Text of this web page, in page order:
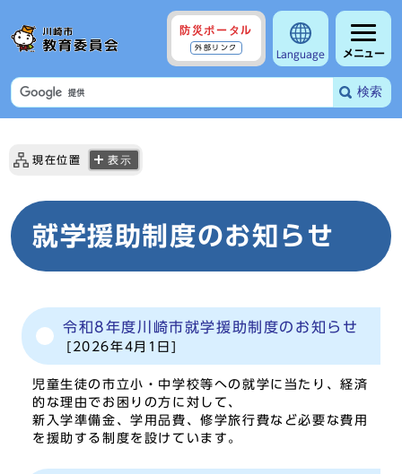
防災ポータル
外部リンク
Language メニュー
検索
現在位置 表示
就学援助制度のお知らせ
令和8年度川崎市就学援助制度のお知らせ
[2026年4月1日]
児童生徒の市立小・中学校等への就学に当たり、経済
的な理由でお困りの方に対して、
新入学準備金、学用品費、修学旅行費など必要な費用
を援助する制度を設けています。